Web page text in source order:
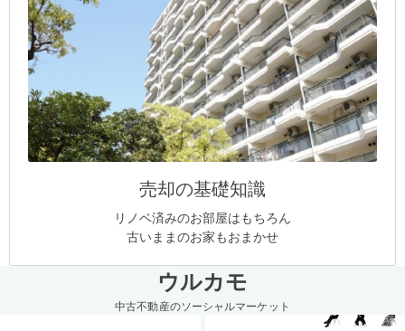
売却の基礎知識
リノベ済みのお部屋はもちろん
古いままのお家もおまかせ
ウルカモ
中古不動産のソーシャルマーケット